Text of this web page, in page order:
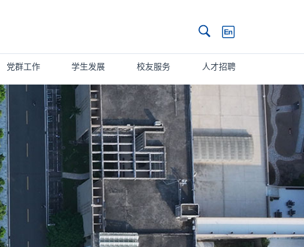
党群工作 学生发展 校友服务 人才招聘